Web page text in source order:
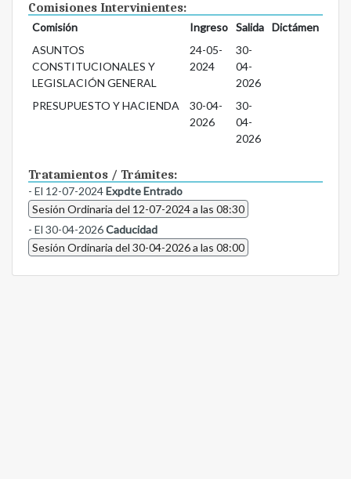
Comisiones Intervinientes:
Comisión Ingreso Salida
Dictámen
ASUNTOS
CONSTITUCIONALES Y
LEGISLACIÓN GENERAL
24-05-
2024
30-
04-
2026
PRESUPUESTO Y HACIENDA
30-04-
2026
30-
04-
2026
Tratamientos / Trámites:
- El 12-07-2024Expdte Entrado
Sesión Ordinaria del 12-07-2024 a las 08:30
- El 30-04-2026Caducidad
Sesión Ordinaria del 30-04-2026 a las 08:00